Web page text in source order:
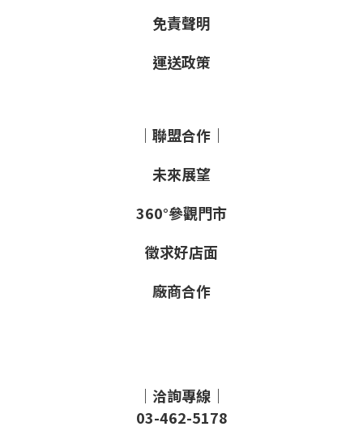
免責聲明
運送政策
｜聯盟合作｜
未來展望
360°參觀門市
徵求好店面
廠商合作
｜洽詢專線｜
03-462-5178